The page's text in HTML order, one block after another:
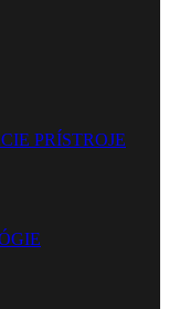
PRÍSTROJE